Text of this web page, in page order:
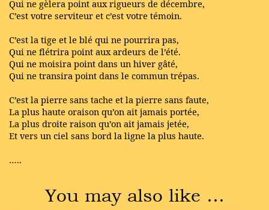
Qui ne gèlera point aux rigueurs de décembre,
C’est votre serviteur et c’est votre témoin.
C’est la tige et le blé qui ne pourrira pas,
Qui ne flétrira point aux ardeurs de l’été.
Qui ne moisira point dans un hiver gâté,
Qui ne transira point dans le commun trépas.
C’est la pierre sans tache et la pierre sans faute,
La plus haute oraison qu’on ait jamais portée,
La plus droite raison qu’on ait jamais jetée,
Et vers un ciel sans bord la ligne la plus haute.
…..
You may also like …